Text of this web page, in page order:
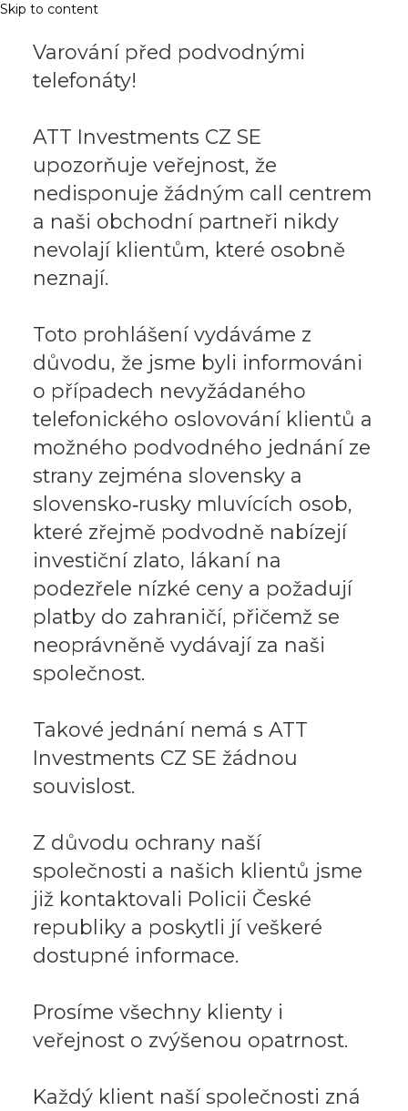
Skip to content
Varování před podvodnými
telefonáty!
ATT Investments CZ SE
upozorňuje veřejnost, že
nedisponuje žádným call centrem
a naši obchodní partneři nikdy
nevolají klientům, které osobně
neznají.
Toto prohlášení vydáváme z
důvodu, že jsme byli informováni
o případech nevyžádaného
telefonického oslovování klientů a
možného podvodného jednání ze
strany zejména slovensky a
slovensko‑rusky mluvících osob,
které zřejmě podvodně nabízejí
investiční zlato, lákaní na
podezřele nízké ceny a požadují
platby do zahraničí, přičemž se
neoprávněně vydávají za naši
společnost.
Takové jednání nemá s ATT
Investments CZ SE žádnou
souvislost.
Z důvodu ochrany naší
společnosti a našich klientů jsme
již kontaktovali Policii České
republiky a poskytli jí veškeré
dostupné informace.
Prosíme všechny klienty i
veřejnost o zvýšenou opatrnost.
Každý klient naší společnosti zná